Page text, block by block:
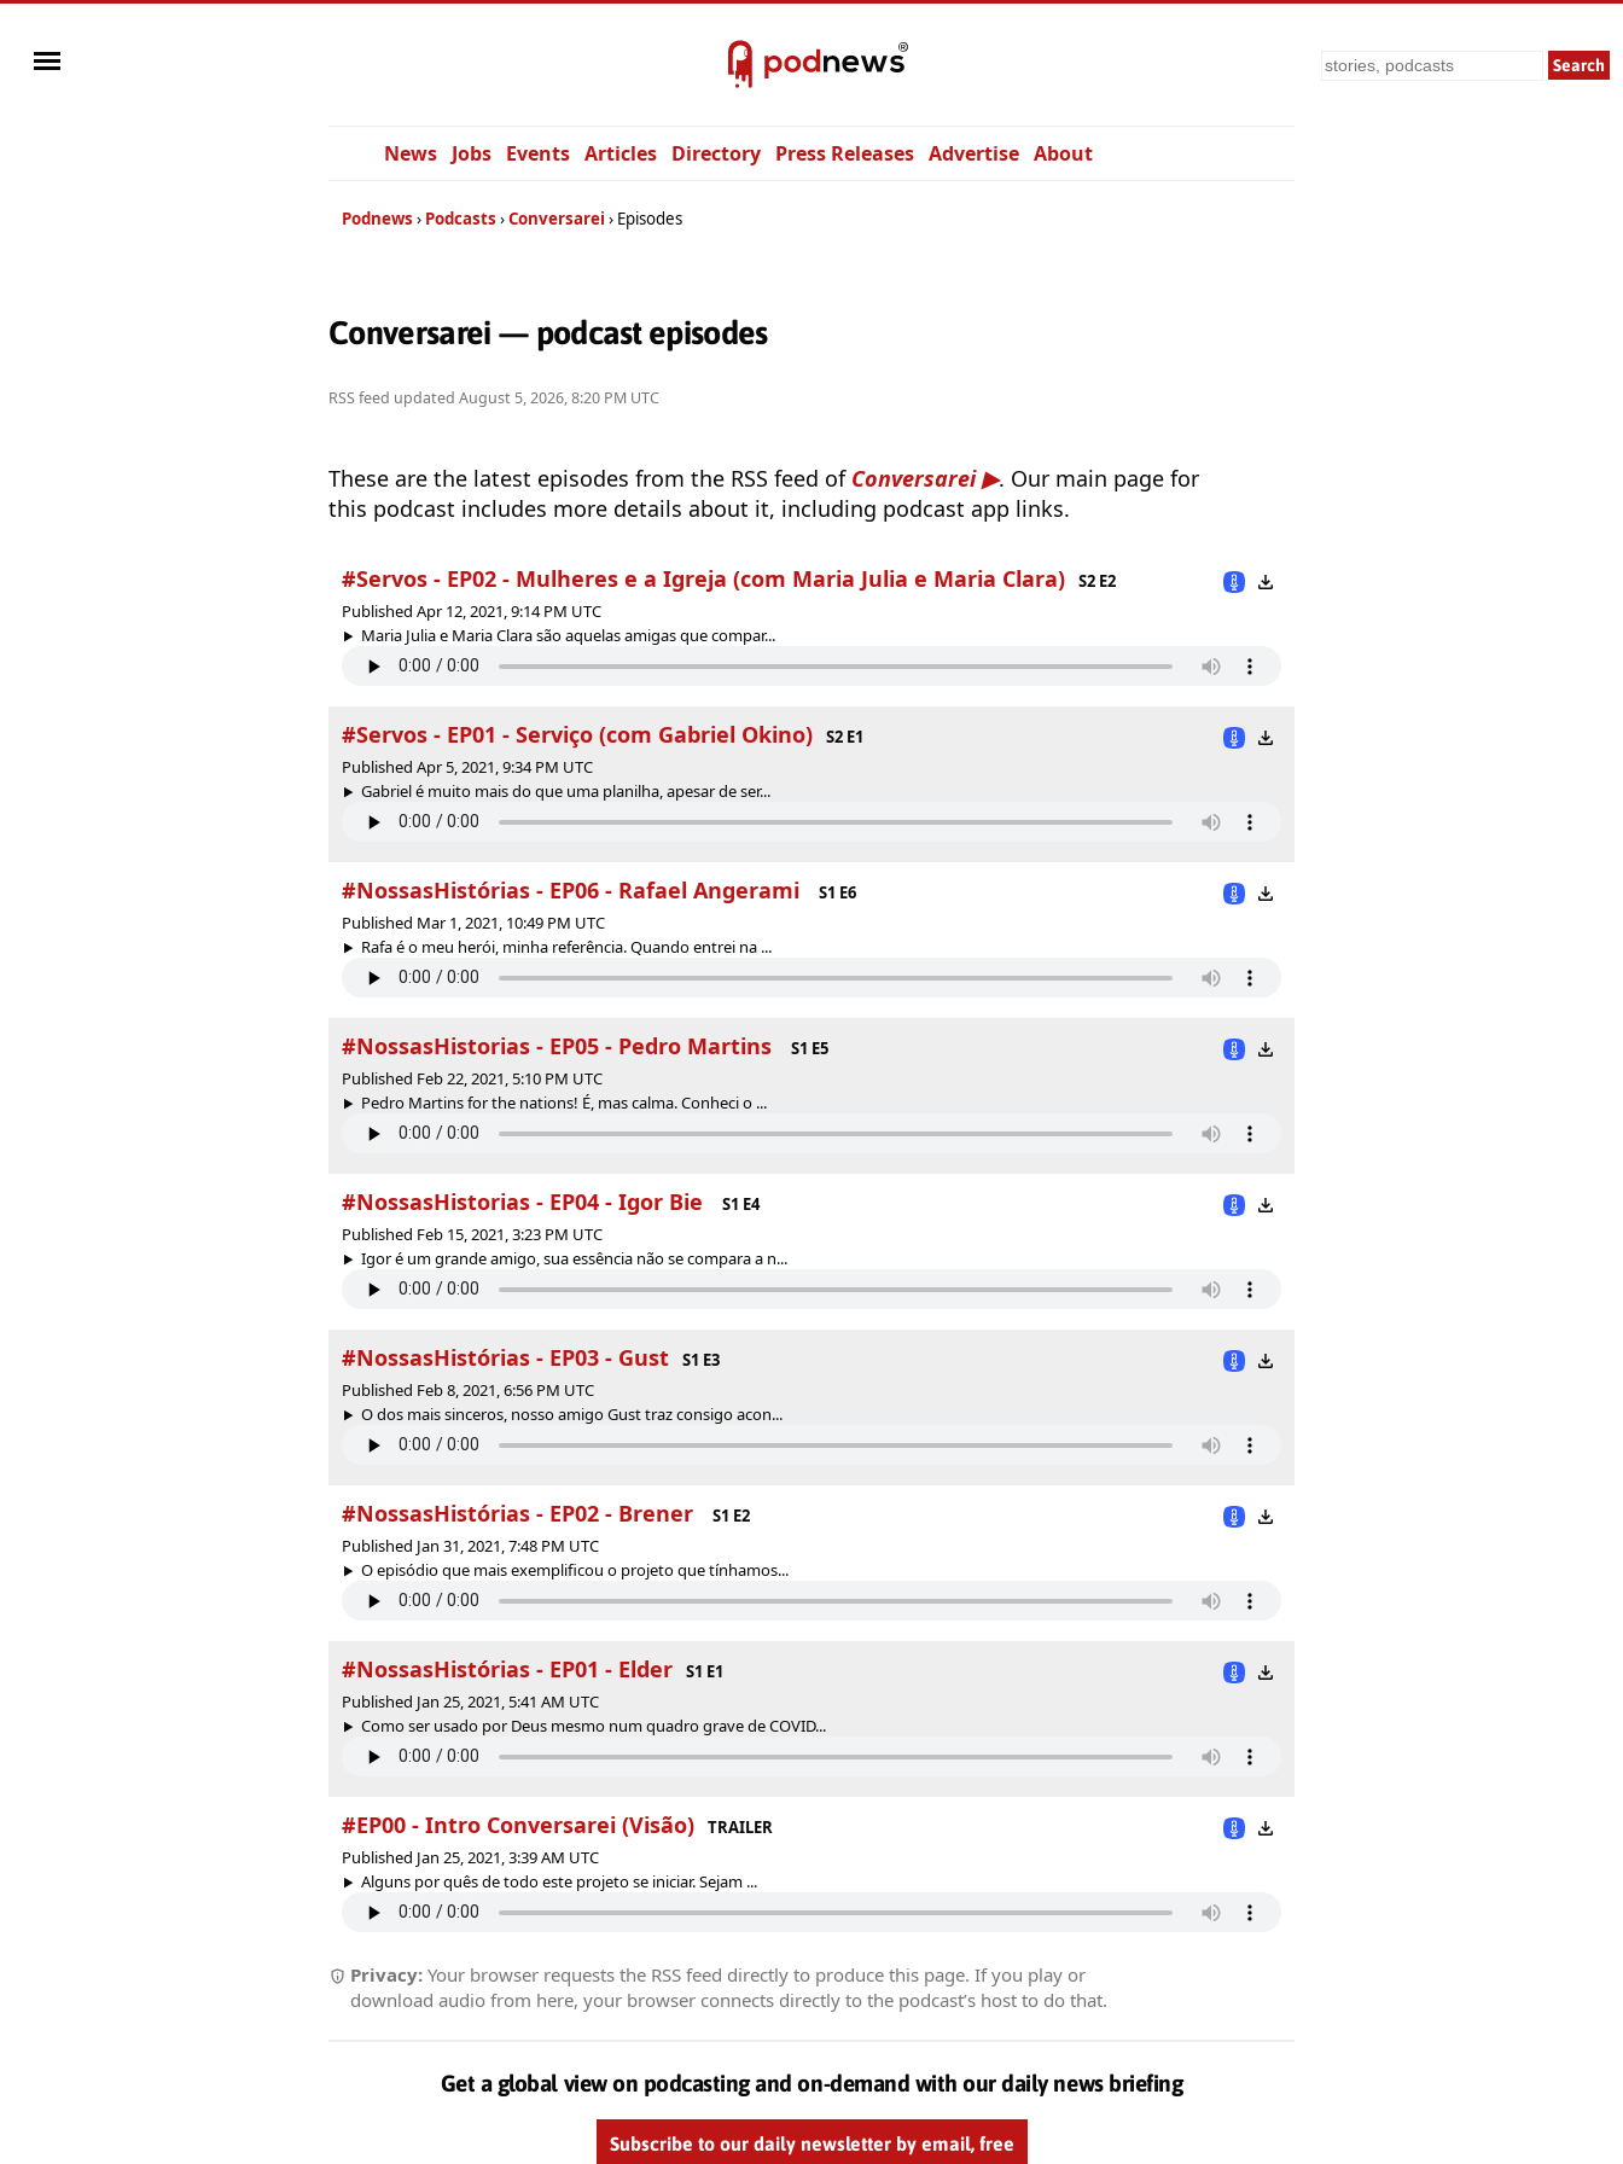
Search
News Jobs Events Articles Directory Press Releases Advertise About
Podnews Podcasts Conversarei Episodes
Conversarei — podcast episodes
RSS feed updated August 5, 2026, 8:20 PM UTC
These are the latest episodes from the RSS feed of Conversarei
. Our main page for
this podcast includes more details about it, including podcast app links.
#Servos - EP02 - Mulheres e a Igreja (com Maria Julia e Maria Clara)
S2 E2
Published Apr 12, 2021, 9:14 PM UTC
Maria Julia e Maria Clara são aquelas amigas que compar...
#Servos - EP01 - Serviço (com Gabriel Okino)
S2 E1
Published Apr 5, 2021, 9:34 PM UTC
Gabriel é muito mais do que uma planilha, apesar de ser...
#NossasHistórias - EP06 - Rafael Angerami
S1 E6
Published Mar 1, 2021, 10:49 PM UTC
Rafa é o meu herói, minha referência. Quando entrei na ...
#NossasHistorias - EP05 - Pedro Martins
S1 E5
Published Feb 22, 2021, 5:10 PM UTC
Pedro Martins for the nations! É, mas calma. Conheci o ...
#NossasHistorias - EP04 - Igor Bie
S1 E4
Published Feb 15, 2021, 3:23 PM UTC
Igor é um grande amigo, sua essência não se compara a n...
#NossasHistórias - EP03 - Gust
S1 E3
Published Feb 8, 2021, 6:56 PM UTC
O dos mais sinceros, nosso amigo Gust traz consigo acon...
#NossasHistórias - EP02 - Brener
S1 E2
Published Jan 31, 2021, 7:48 PM UTC
O episódio que mais exemplificou o projeto que tínhamos...
#NossasHistórias - EP01 - Elder
S1 E1
Published Jan 25, 2021, 5:41 AM UTC
Como ser usado por Deus mesmo num quadro grave de COVID...
#EP00 - Intro Conversarei (Visão)
TRAILER
Published Jan 25, 2021, 3:39 AM UTC
Alguns por quês de todo este projeto se iniciar. Sejam ...
Privacy: Your browser requests the RSS feed directly to produce this page. If you play or
download audio from here, your browser connects directly to the podcast’s host to do that.
Get a global view on podcasting and on-demand with our daily news briefing
Subscribe to our daily newsletter by email, free